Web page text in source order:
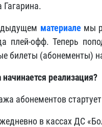
Гагарина.
материалемы
плей-офф. Теперь
билеты (абонементы)
начинается реализация?
абонементов
в кассах ДС